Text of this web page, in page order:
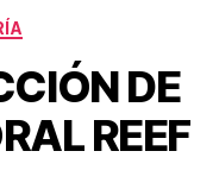
DE
REEF